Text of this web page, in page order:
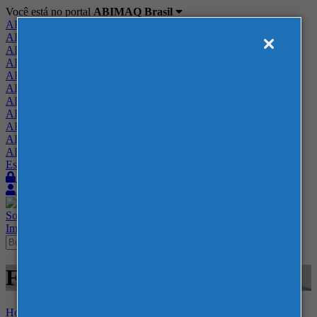
Você está no portal ABIMAQ Brasil
ABIMAQ Brasil
ABIMAQ Minas Gerais
ABIMAQ Norte-Nordeste
ABIMAQ Paraná
ABIMAQ Piracicaba
ABIMAQ Ribeirão Preto
ABIMAQ Rio de Janeiro
ABIMAQ Rio Grande do Sul
ABIMAQ Santa Catarina
ABIMAQ São Paulo
ABIMAQ Vale do Paraíba
Escritório de Relações Governamentais
Sobre
Imprensa
Feiras - FIDAM Americana - -
Home